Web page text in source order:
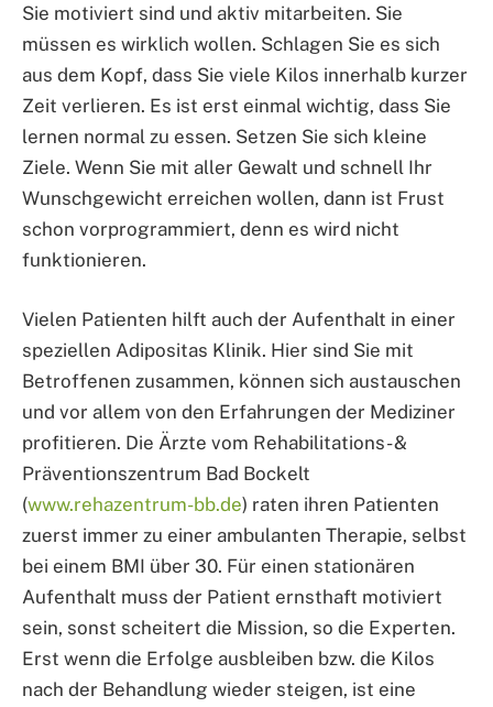
Sie motiviert sind und aktiv mitarbeiten. Sie
müssen es wirklich wollen. Schlagen Sie es sich
aus dem Kopf, dass Sie viele Kilos innerhalb kurzer
Zeit verlieren. Es ist erst einmal wichtig, dass Sie
lernen normal zu essen. Setzen Sie sich kleine
Ziele. Wenn Sie mit aller Gewalt und schnell Ihr
Wunschgewicht erreichen wollen, dann ist Frust
schon vorprogrammiert, denn es wird nicht
funktionieren.
Vielen Patienten hilft auch der Aufenthalt in einer
speziellen Adipositas Klinik. Hier sind Sie mit
Betroffenen zusammen, können sich austauschen
und vor allem von den Erfahrungen der Mediziner
profitieren. Die Ärzte vom Rehabilitations- &
Präventionszentrum Bad Bockelt
(www.rehazentrum-bb.de) raten ihren Patienten
zuerst immer zu einer ambulanten Therapie, selbst
bei einem BMI über 30. Für einen stationären
Aufenthalt muss der Patient ernsthaft motiviert
sein, sonst scheitert die Mission, so die Experten.
Erst wenn die Erfolge ausbleiben bzw. die Kilos
nach der Behandlung wieder steigen, ist eine